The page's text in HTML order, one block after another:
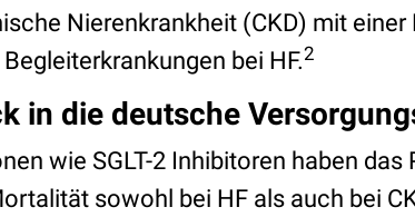
Nierenkrankheit (CKD) mit einer
bei HF.2
in die deutsche
wie SGLT-2 Inhibitoren haben das
sowohl bei HF als auch bei